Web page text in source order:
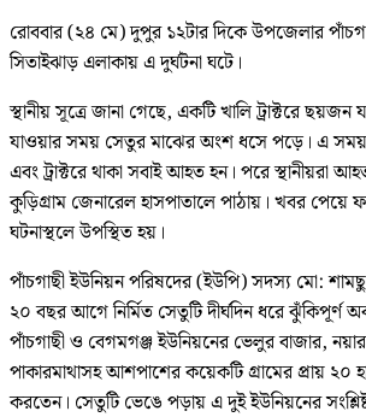
রোববার (২৪ মে) দুপুর ১২টার দিকে উপজেলার
সিতাইঝাড় এলাকায় এ দুর্ঘটনা ঘটে।
স্থানীয় সূত্রে জানা গেছে, একটি খালি ট্রাক্টরে
যাওয়ার সময় সেতুর মাঝের অংশ ধসে পড়ে। এ সময়
এবং ট্রাক্টরে থাকা সবাই আহত হন। পরে স্থানীয়রা
কুড়িগ্রাম জেনারেল হাসপাতালে পাঠায়। খবর পেয়ে
ঘটনাস্থলে উপস্থিত হয়।
পাঁচগাছী ইউনিয়ন পরিষদের (ইউপি) সদস্য মো:
২০ বছর আগে নির্মিত সেতুটি দীর্ঘদিন ধরে ঝুঁকিপূর্ণ
পাঁচগাছী ও বেগমগঞ্জ ইউনিয়নের ভেলুর বাজার,
পাকারমাথাসহ আশপাশের কয়েকটি গ্রামের প্রায় ২০
করতেন। সেতুটি ভেঙে পড়ায় এ দুই ইউনিয়নের